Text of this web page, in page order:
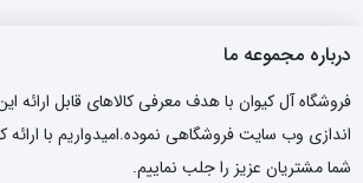
درباره مجموعه ما
فروشگاه آل کیوان با هدف معرفی کالاهای قابل ارائه
اندازی وب سایت فروشگاهی نموده.امیدواریم با ارائه
شما مشتریان عزیز را جلب نماییم.